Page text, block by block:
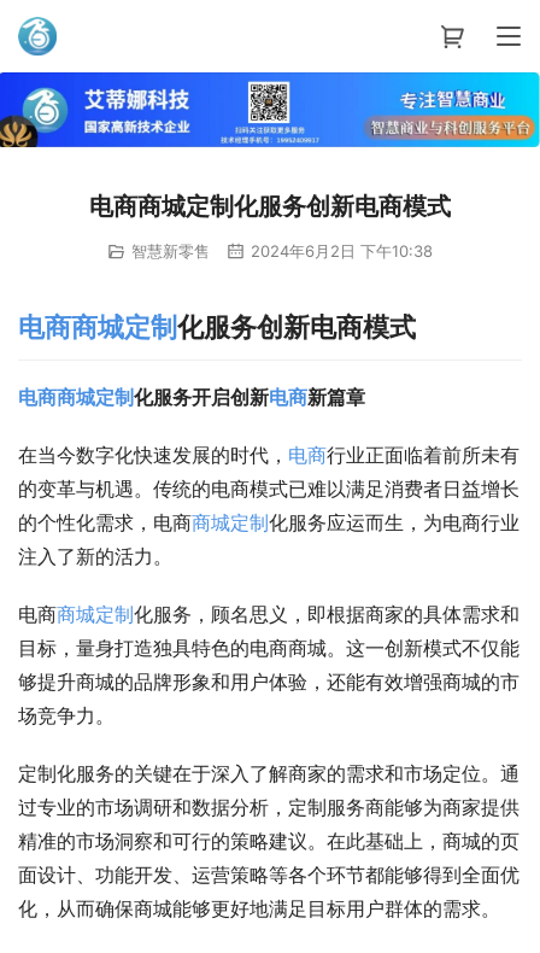
艾蒂娜科技
电商商城定制化服务创新电商模式
智慧新零售 2024年6月2日 下午10:38
电商商城定制化服务创新电商模式
电商商城定制化服务开启创新电商新篇章
在当今数字化快速发展的时代， 电商行业正面临着前所未有
的变革与机遇。传统的电商模式已难以满足消费者日益增长
的个性化需求，电商商城定制化服务应运而生，为电商行业
注入了新的活力。
电商商城定制化服务，顾名思义，即根据商家的具体需求和
目标，量身打造独具特色的电商商城。这一创新模式不仅能
够提升商城的品牌形象和用户体验，还能有效增强商城的市
场竞争力。
定制化服务的关键在于深入了解商家的需求和市场定位。通
过专业的市场调研和数据分析，定制服务商能够为商家提供
精准的市场洞察和可行的策略建议。在此基础上，商城的页
面设计、功能开发、运营策略等各个环节都能够得到全面优
化，从而确保商城能够更好地满足目标用户群体的需求。